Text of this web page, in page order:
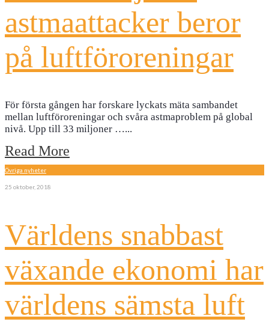
astmaattacker beror
på luftföroreningar
För första gången har forskare lyckats mäta sambandet
mellan luftföroreningar och svåra astmaproblem på global
nivå. Upp till 33 miljoner …...
Read More
Övriga nyheter
25 oktober, 2018
Världens snabbast
växande ekonomi har
världens sämsta luft